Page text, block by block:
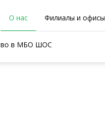
О нас Филиалы и офисы
в МБО ШОС